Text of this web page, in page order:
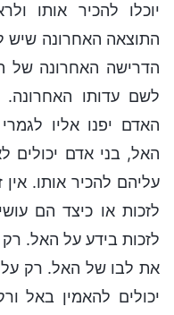
יוכלו להכיר אותו
התוצאה האחרונה שיש
הדרישה האחרונה של
לשם עדותו האחרונה.
האדם יפנו אליו
האל, בני אדם יכולים
עליהם להכיר אותו.
לזכות או כיצד הם
לזכות בידע על האל. רק
את לבו של האל. רק
יכולים להאמין באל